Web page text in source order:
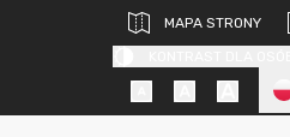
MAPA STRONY